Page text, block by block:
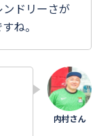
ドリーさが
ね。